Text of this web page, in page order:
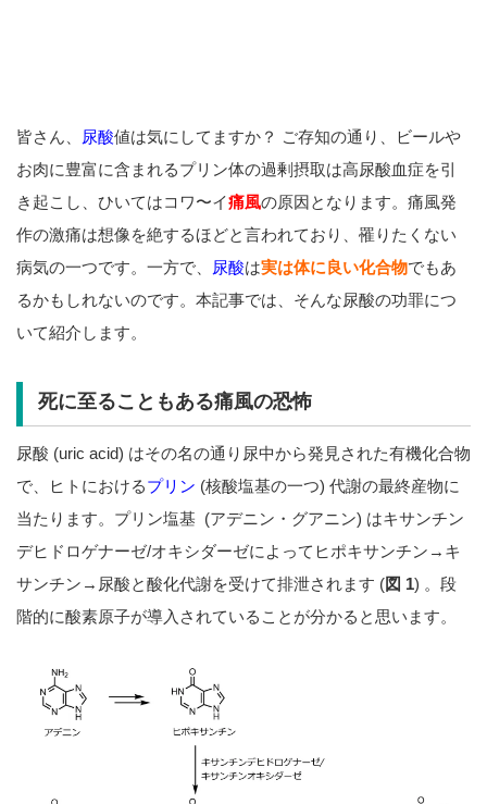
皆さん、 尿酸値は気にしてますか？ ご存知の通り、ビールや
お肉に豊富に含まれるプリン体の過剰摂取は高尿酸血症を引
き起こし、ひいてはコワ〜イ痛風の原因となります。痛風発
作の激痛は想像を絶するほどと言われており、罹りたくない
病気の一つです。一方で、
尿酸は実は体に良い化合物でもあ
るかもしれないのです。本記事では、そんな尿酸の功罪につ
いて紹介します。
死に至ることもある痛風の恐怖
尿酸 (uric acid) はその名の通り尿中から発見された有機化合物
で、ヒトにおけるプリン (核酸塩基の一つ) 代謝の最終産物に
当たります。プリン塩基 (アデニン・グアニン) はキサンチン
デヒドロゲナーゼ/オキシダーゼによってヒポキサンチン→キ
サンチン→尿酸と酸化代謝を受けて排泄されます (図 1) 。段
階的に酸素原子が導入されていることが分かると思います。